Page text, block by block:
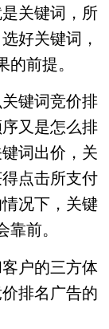
关键词，所
好关键词，
前提。
键词竞价排
又是怎么排
词出价，关
点击所支付
况下，关键
前。
户的三方体
排名广告的